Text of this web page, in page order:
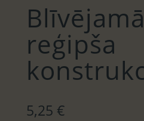
reģipša
5,25 €